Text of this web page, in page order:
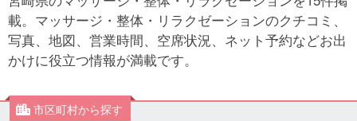
載。マッサージ・整体・リラクゼーションのクチコミ、
写真、地図、営業時間、空席状況、ネット予約などお出
かけに役立つ情報が満載です。
市区町村から探す